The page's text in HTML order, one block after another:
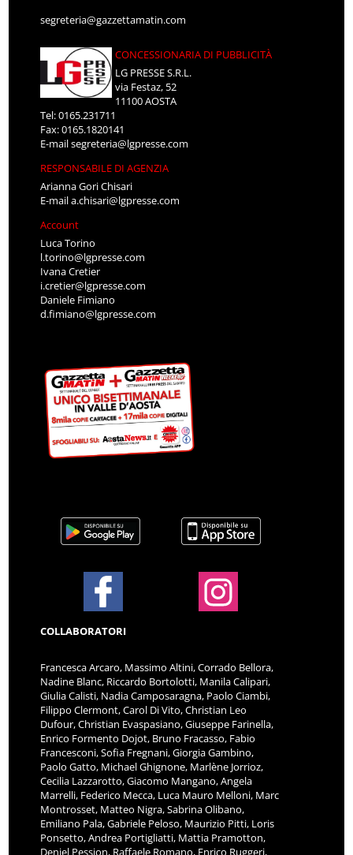
segreteria@gazzettamatin.com
CONCESSIONARIA DI PUBBLICITÀ
LG PRESSE S.R.L.
via Festaz, 52
11100 AOSTA
Tel: 0165.231711
Fax: 0165.1820141
E-mailsegreteria@lgpresse.com
RESPONSABILE DI AGENZIA
Arianna Gori Chisari
E-maila.chisari@lgpresse.com
Account
Luca Torino
l.torino@lgpresse.com
Ivana Cretier
i.cretier@lgpresse.com
Daniele Fimiano
d.fimiano@lgpresse.com
COLLABORATORI
Francesca Arcaro, Massimo Altini, Corrado Bellora,
Nadine Blanc, Riccardo Bortolotti, Manila Calipari,
Giulia Calisti, Nadia Camposaragna, Paolo Ciambi,
Filippo Clermont, Carol Di Vito, Christian Leo
Dufour, Christian Evaspasiano, Giuseppe Farinella,
Enrico Formento Dojot, Bruno Fracasso, Fabio
Francesconi, Sofia Fregnani, Giorgia Gambino,
Paolo Gatto, Michael Ghignone, Marlène Jorrioz,
Cecilia Lazzarotto, Giacomo Mangano, Angela
Marrelli, Federico Mecca, Luca Mauro Melloni, Marc
Montrosset, Matteo Nigra, Sabrina Olibano,
Emiliano Pala, Gabriele Peloso, Maurizio Pitti, Loris
Ponsetto, Andrea Portigliatti, Mattia Pramotton,
Deniel Pession, Raffaele Romano, Enrico Ruggeri,